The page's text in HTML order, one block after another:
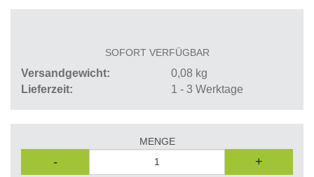
SOFORT VERFÜGBAR
Versandgewicht 0,08 kg
Lieferzeit
1 - 3 Werktage
MENGE
- +